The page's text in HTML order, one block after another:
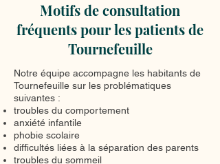
Motifs de consultation
fréquents pour les patients de
Tournefeuille
Notre équipe accompagne les habitants de
Tournefeuille sur les problématiques
suivantes :
troubles du comportement
anxiété infantile
phobie scolaire
difficultés liées à la séparation des parents
troubles du sommeil